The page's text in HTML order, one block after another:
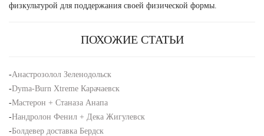
физкультурой для поддержания своей физической формы.
ПОХОЖИЕ СТАТЬИ
-Анастрозолол Зеленодольск
-Dyma-Burn Xtreme Карачаевск
-Мастерон + Станаза Анапа
-Нандролон Фенил + Дека Жигулевск
-Болдевер доставка Бердск